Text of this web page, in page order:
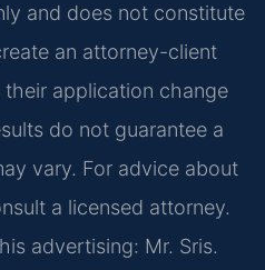
and does not constitute
an attorney-client
application change
do not guarantee a
vary. For advice about
a licensed attorney.
advertising: Mr. Sris.